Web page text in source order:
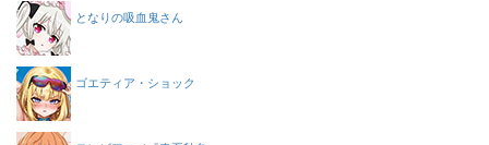
となりの吸血鬼さん
ゴエティア・ショック